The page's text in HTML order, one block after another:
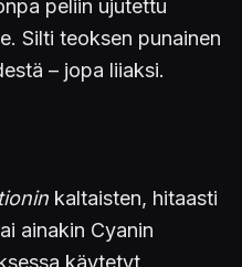
peliin ujutettu
Silti teoksen punainen
– jopa liiaksi.
kaltaisten, hitaasti
ainakin Cyanin
käytetyt